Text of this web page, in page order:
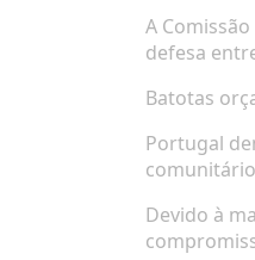
A
defesa
Batotas
Portugal
Devido à